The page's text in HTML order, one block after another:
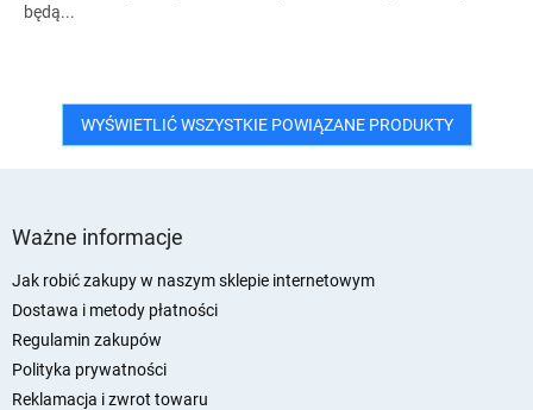
będą...
WYŚWIETLIĆ WSZYSTKIE POWIĄZANE PRODUKTY
Ważne informacje
Jak robić zakupy w naszym sklepie internetowym
Dostawa i metody płatności
Regulamin zakupów
Polityka prywatności
Reklamacja i zwrot towaru